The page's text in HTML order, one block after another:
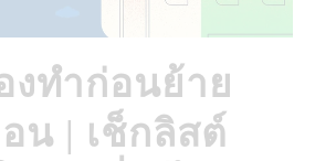
งทำก่อนย้าย
น | เช็กลิสต์